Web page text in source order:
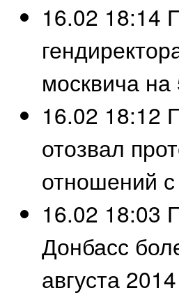
16.02 18:14
москвича
16.02 18:12
отозвал
отношений
16.02 18:03
Донбасс
августа